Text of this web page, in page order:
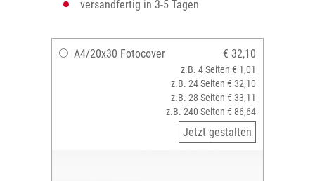
versandfertig in 3-5 Tagen
A4/20x30 Fotocover € 32,10
z.B. 4 Seiten € 1,01
z.B. 24 Seiten € 32,10
z.B. 28 Seiten € 33,11
z.B. 240 Seiten € 86,64
Jetzt gestalten